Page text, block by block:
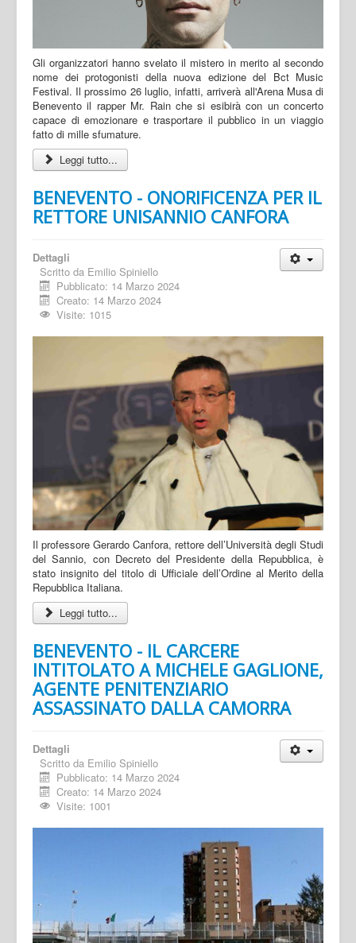
Gli organizzatori hanno svelato il mistero in merito al secondo
nome dei protogonisti della nuova edizione del Bct Music
Festival. Il prossimo 26 luglio, infatti, arriverà all'Arena Musa di
Benevento il rapper Mr. Rain che si esibirà con un concerto
capace di emozionare e trasportare il pubblico in un viaggio
fatto di mille sfumature.
Leggi tutto...
BENEVENTO - ONORIFICENZA PER IL
RETTORE UNISANNIO CANFORA
Dettagli
Scritto da Emilio Spiniello
Pubblicato: 14 Marzo 2024
Creato: 14 Marzo 2024
Visite: 1015
Il professore Gerardo Canfora, rettore dell’Università degli Studi
del Sannio, con Decreto del Presidente della Repubblica, è
stato insignito del titolo di Ufficiale dell’Ordine al Merito della
Repubblica Italiana.
Leggi tutto...
BENEVENTO - IL CARCERE
INTITOLATO A MICHELE GAGLIONE,
AGENTE PENITENZIARIO
ASSASSINATO DALLA CAMORRA
Dettagli
Scritto da Emilio Spiniello
Pubblicato: 14 Marzo 2024
Creato: 14 Marzo 2024
Visite: 1001